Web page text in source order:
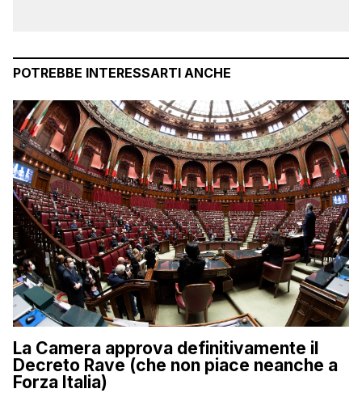
POTREBBE INTERESSARTI ANCHE
La Camera approva definitivamente il
Decreto Rave (che non piace neanche a
Forza Italia)